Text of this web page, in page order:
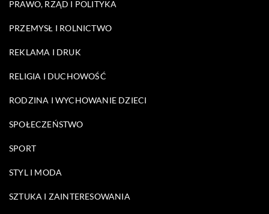
PRAWO, RZĄD I POLITYKA
PRZEMYSŁ I ROLNICTWO
REKLAMA I DRUK
RELIGIA I DUCHOWOŚĆ
RODZINA I WYCHOWANIE DZIECI
SPOŁECZEŃSTWO
SPORT
STYL I MODA
SZTUKA I ZAINTERESOWANIA